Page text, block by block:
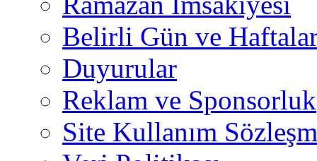
Belirli Gün ve
Duyurular
Reklam ve Sponsorluk
Site Kullanım